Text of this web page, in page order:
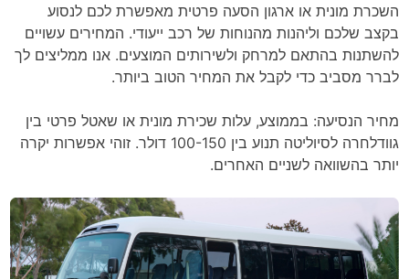
השכרת מונית או ארגון הסעה פרטית מאפשרת לכם לנסוע
בקצב שלכם וליהנות מהנוחות של רכב ייעודי. המחירים עשויים
להשתנות בהתאם למרחק ולשירותים המוצעים. אנו ממליצים לך
לברר מסביב כדי לקבל את המחיר הטוב ביותר.
מחיר הנסיעה: בממוצע, עלות שכירת מונית או שאטל פרטי בין
גוודלחרה לסיוליטה תנוע בין 100-150 דולר. זוהי אפשרות יקרה
יותר בהשוואה לשניים האחרים.